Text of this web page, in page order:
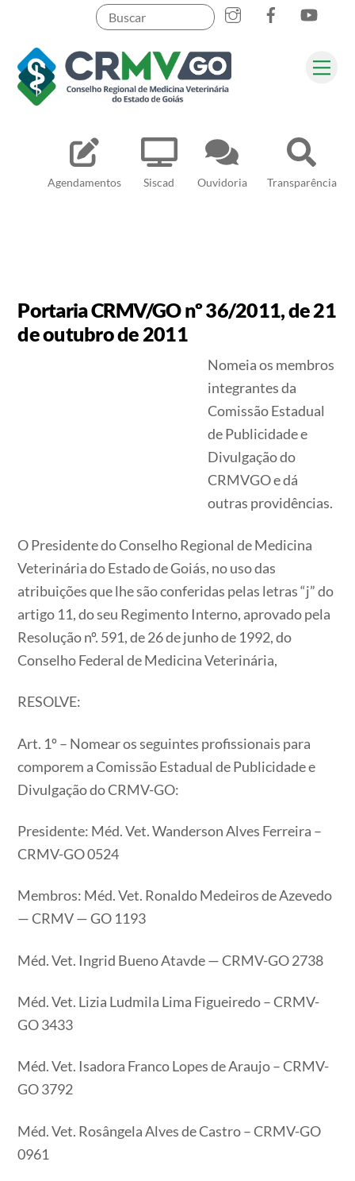
content
Agendamentos Siscad Ouvidoria Transparência
Pesquisar
Portaria CRMV/GO nº 36/2011, de 21
de outubro de 2011
Nomeia os membros
integrantes da
Comissão Estadual
de Publicidade e
Divulgação do
CRMVGO e dá
outras providências.
O Presidente do Conselho Regional de Medicina
Veterinária do Estado de Goiás, no uso das
atribuições que lhe são conferidas pelas letras “j” do
artigo 11, do seu Regimento Interno, aprovado pela
Resolução nº. 591, de 26 de junho de 1992, do
Conselho Federal de Medicina Veterinária,
RESOLVE:
Art. 1º – Nomear os seguintes profissionais para
comporem a Comissão Estadual de Publicidade e
Divulgação do CRMV-GO:
Presidente: Méd. Vet. Wanderson Alves Ferreira –
CRMV-GO 0524
Membros: Méd. Vet. Ronaldo Medeiros de Azevedo
— CRMV — GO 1193
Méd. Vet. Ingrid Bueno Atavde — CRMV-GO 2738
Méd. Vet. Lizia Ludmila Lima Figueiredo – CRMV-
GO 3433
Méd. Vet. Isadora Franco Lopes de Araujo – CRMV-
GO 3792
Méd. Vet. Rosângela Alves de Castro – CRMV-GO
0961